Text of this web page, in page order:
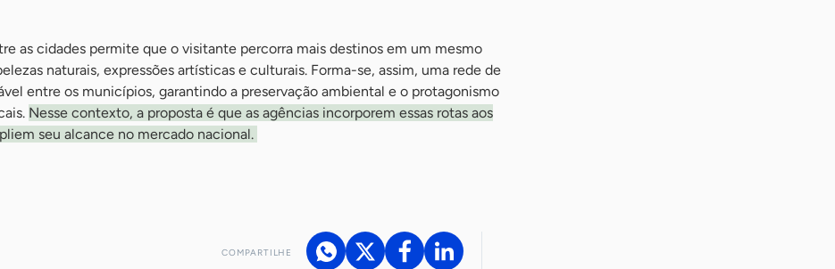
as cidades permite que o visitante percorra mais destinos em um mesmo
naturais, expressões artísticas e culturais. Forma-se, assim, uma rede de
entre os municípios, garantindo a preservação ambiental e o protagonismo
Nesse contexto, a proposta é que as agências incorporem essas rotas aos
seu alcance no mercado nacional.
COMPARTILHE